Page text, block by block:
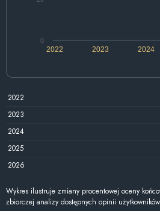
2022 2024
2023
0
2022
2023
2024
2025
2026
Wykres ilustruje zmiany procentowej oceny
zbiorczej analizy dostępnych opinii